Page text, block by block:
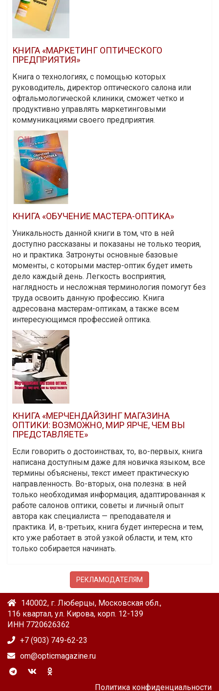
КНИГА «МАРКЕТИНГ ОПТИЧЕСКОГО
ПРЕДПРИЯТИЯ»
Книга о технологиях, с помощью которых
руководитель, директор оптического салона или
офтальмологической клиники, сможет четко и
продуктивно управлять маркетинговыми
коммуникациями своего предприятия.
КНИГА «ОБУЧЕНИЕ МАСТЕРА-ОПТИКА»
Уникальность данной книги в том, что в ней
доступно рассказаны и показаны не только теория,
но и практика. Затронуты основные базовые
моменты, с которыми мастер-оптик будет иметь
дело каждый день. Легкость восприятия,
наглядность и несложная терминология помогут без
труда освоить данную профессию. Книга
адресована мастерам-оптикам, а также всем
интересующимся профессией оптика.
КНИГА «МЕРЧЕНДАЙЗИНГ МАГАЗИНА
ОПТИКИ: ВОЗМОЖНО, МИР ЯРЧЕ, ЧЕМ ВЫ
ПРЕДСТАВЛЯЕТЕ»
Если говорить о достоинствах, то, во-первых, книга
написана доступным даже для новичка языком, все
термины объяснены, текст имеет практическую
направленность. Во-вторых, она полезна: в ней
только необходимая информация, адаптированная к
работе салонов оптики, советы и личный опыт
автора как специалиста — преподавателя и
практика. И, в-третьих, книга будет интересна и тем,
кто уже работает в этой узкой области, и тем, кто
только собирается начинать.
РЕКЛАМОДАТЕЛЯМ
140002, г. Люберцы, Московская обл.,
116 квартал, ул. Кирова, корп. 12-139
ИНН 7720626362
+7 (903) 749-62-23
om@opticmagazine.ru
Политика конфиденциальности